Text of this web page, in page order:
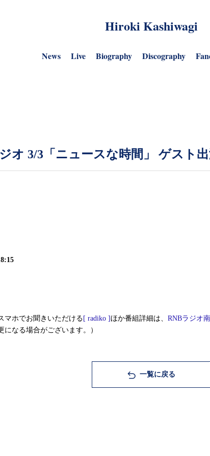
Hiroki Kashiwagi
News Live Biography Discography
オ 3/3「ニュースな時間」 ゲスト出
マホでお聞きいただける[ radiko ]ほか番組詳細は、 RNBラジオ
になる場合がございます。）
一覧に戻る